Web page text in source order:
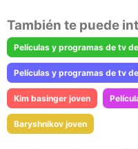
También te puede
Películas y programas de tv
Películas y programas de tv
Kim basinger joven
Baryshnikov joven